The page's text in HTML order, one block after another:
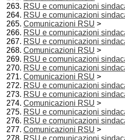
RSU e comunicazioni
RSU e comunicazioni
Comunicazioni RSU >
RSU e comunicazioni
RSU e comunicazioni
Comunicazioni RSU >
RSU e comunicazioni
RSU e comunicazioni
Comunicazioni RSU >
RSU e comunicazioni
RSU e comunicazioni
Comunicazioni RSU >
RSU e comunicazioni
RSU e comunicazioni
Comunicazioni RSU >